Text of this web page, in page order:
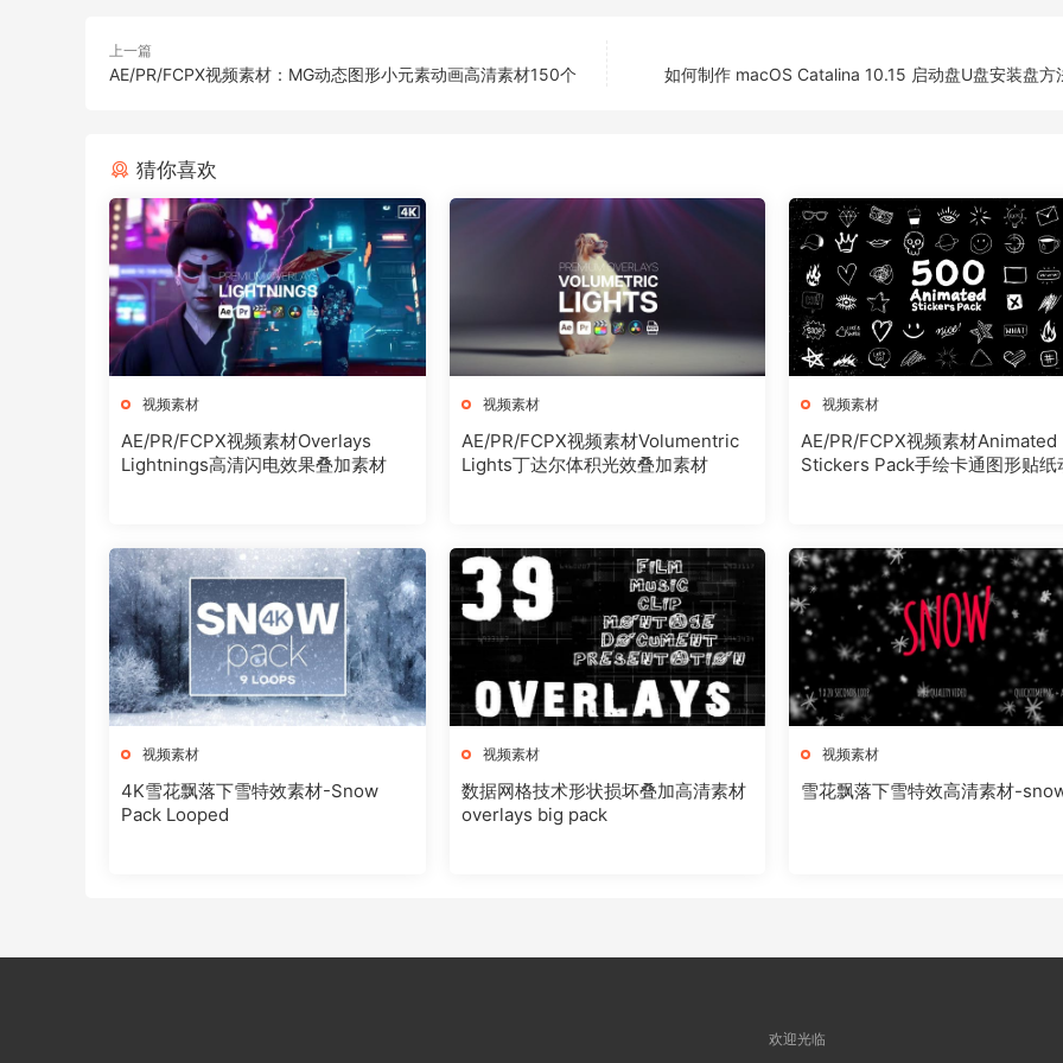
上一篇
AE/PR/FCPX视频素材：MG动态图形小元素动画高清素材150个 如何制作 macOS Catalina 10.15 启动盘U盘安装盘方
猜你喜欢
视频素材
AE/PR/FCPX视频素材Overlays
Lightnings高清闪电效果叠加素材
视频素材
AE/PR/FCPX视频素材Volumentric
Lights丁达尔体积光效叠加素材
视频素材
AE/PR/FCPX视频素材Animated
Stickers Pack手绘卡通图形贴纸
视频素材
4K雪花飘落下雪特效素材-Snow
Pack Looped
视频素材
数据网格技术形状损坏叠加高清素材
overlays big pack
视频素材
雪花飘落下雪特效高清素材-
欢迎光临